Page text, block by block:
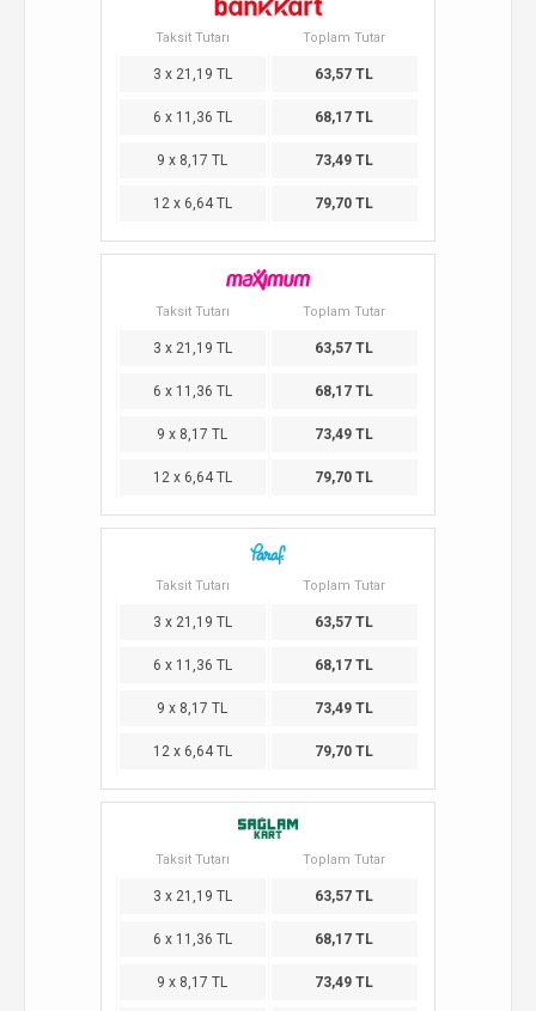
Taksit Tutarı Toplam Tutar
3 x 21,19 TL 63,57 TL
6 x 11,36 TL 68,17 TL
9 x 8,17 TL 73,49 TL
12 x 6,64 TL 79,70 TL
Taksit Tutarı Toplam Tutar
3 x 21,19 TL 63,57 TL
6 x 11,36 TL 68,17 TL
9 x 8,17 TL 73,49 TL
12 x 6,64 TL 79,70 TL
Taksit Tutarı Toplam Tutar
3 x 21,19 TL 63,57 TL
6 x 11,36 TL 68,17 TL
9 x 8,17 TL 73,49 TL
12 x 6,64 TL 79,70 TL
Taksit Tutarı Toplam Tutar
3 x 21,19 TL 63,57 TL
6 x 11,36 TL 68,17 TL
9 x 8,17 TL 73,49 TL